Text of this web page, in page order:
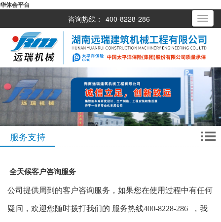
华体会平台
咨询热线： 400-8228-286
服务支持
全天候客户咨询服务
公司提供周到的客户咨询服务，如果您在使用过程中有任何
疑问，欢迎您随时拨打我们的 服务热线400-8228-286 ，我
Toggle